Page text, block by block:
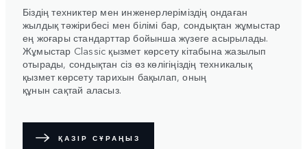
Біздің техниктер мен инженерлеріміздің ондаған
жылдық тәжірибесі мен білімі бар, сондықтан жұмыстар
ең жоғары стандарттар бойынша жүзеге асырылады.
Жұмыстар Classic қызмет көрсету кітабына жазылып
отырады, сондықтан сіз өз көлігіңіздің техникалық
қызмет көрсету тарихын бақылап, оның
құнын сақтай аласыз.
ҚАЗІР СҰРАҢЫЗ